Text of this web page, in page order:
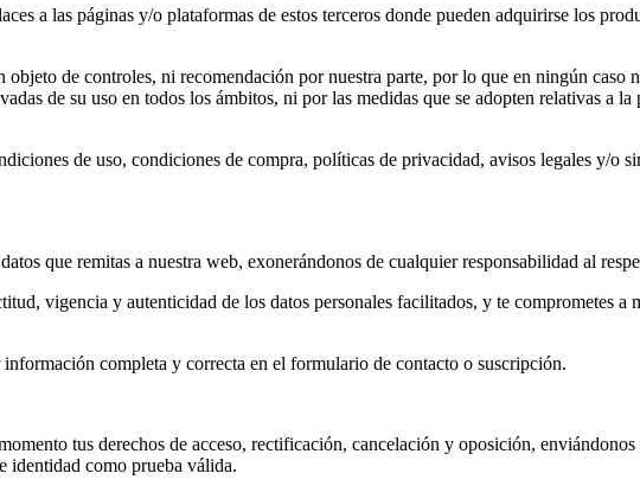
a las páginas y/o plataformas de estos terceros donde pueden adquirirse los
objeto de controles, ni recomendación por nuestra parte, por lo que en ningún caso
de su uso en todos los ámbitos, ni por las medidas que se adopten relativas a
de uso, condiciones de compra, políticas de privacidad, avisos legales y/o
que remitas a nuestra web, exonerándonos de cualquier responsabilidad al
vigencia y autenticidad de los datos personales facilitados, y te comprometes a
completa y correcta en el formulario de contacto o suscripción.
tus derechos de acceso, rectificación, cancelación y oposición,
identidad como prueba válida.